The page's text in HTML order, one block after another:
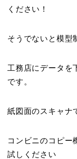
ください！
そうでないと模型
工務店にデータを
です。
紙図面のスキャナ
コンビニのコピー
試しください